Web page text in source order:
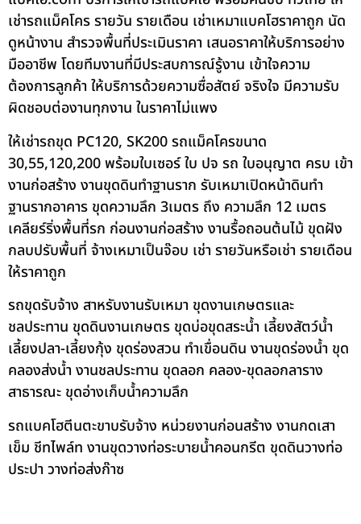
เช่ารถแม็คโคร รายวัน รายเดือน เช่าเหมาแบคโฮราคาถูก นัด
ดูหน้างาน สำรวจพื้นที่ประเมินราคา เสนอราคาให้บริการอย่าง
มืออาชีพ โดยทีมงานที่มีประสบการณ์รู้งาน เข้าใจความ
ต้องการลูกค้า ให้บริการด้วยความซื่อสัตย์ จริงใจ มีความรับ
ผิดชอบต่องานทุกงาน ในราคาไม่แพง
ให้เช่ารถขุด PC120, SK200 รถแม็คโครขนาด
30,55,120,200 พร้อมใบเซอร์ ใบ ปจ รถ ใบอนุญาต ครบ เข้า
งานก่อสร้าง งานขุดดินทำฐานราก รับเหมาเปิดหน้าดินทำ
ฐานรากอาคาร ขุดความลึก 3เมตร ถึง ความลึก 12 เมตร
เคลียร์ริ่งพื้นที่รก ก่อนงานก่อสร้าง งานรื้อถอนต้นไม้ ขุดฝัง
กลบปรับพื้นที่ จ้างเหมาเป็นจ๊อบ เช่า รายวันหรือเช่า รายเดือน
ให้ราคาถูก
รถขุดรับจ้าง สาหรับงานรับเหมา ขุดงานเกษตรและ
ชลประทาน ขุดดินงานเกษตร ขุดบ่อขุดสระน้ำ เลี้ยงสัตว์น้ำ
เลี้ยงปลา-เลี้ยงกุ้ง ขุดร่องสวน ทำเขื่อนดิน งานขุดร่องน้ำ ขุด
คลองส่งน้ำ งานชลประทาน ขุดลอก คลอง-ขุดลอกลาราง
สาธารณะ ขุดอ่างเก็บน้ำความลึก
รถแบคโฮตีนตะขาบรับจ้าง หน่วยงานก่อนสร้าง งานกดเสา
เข็ม ชีทไพล์ท งานขุดวางท่อระบายน้ำคอนกรีต ขุดดินวางท่อ
ประปา วางท่อส่งก๊าซ